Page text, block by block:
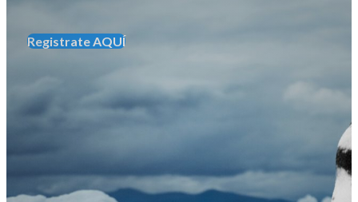
Registrate AQUÍ